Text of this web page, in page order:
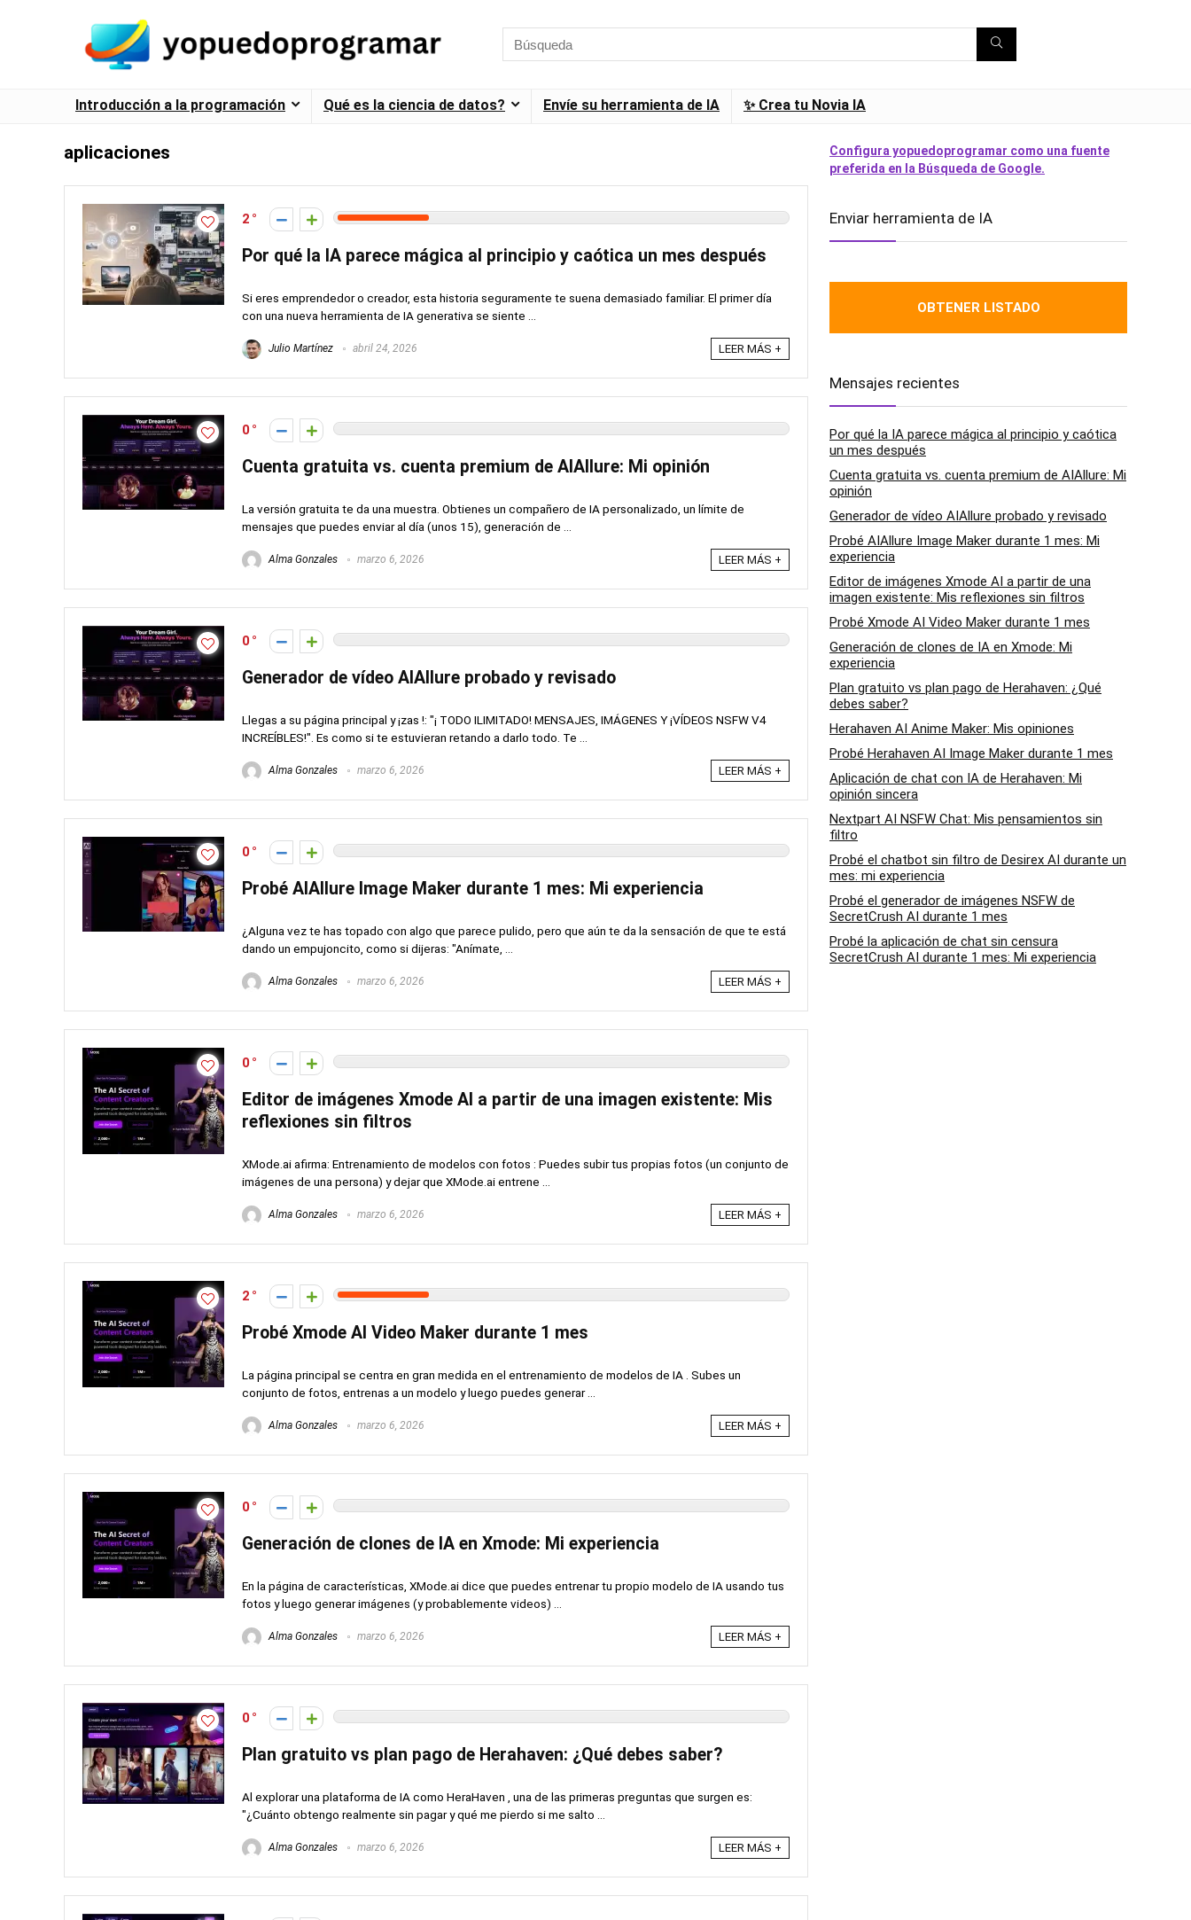
Introducción a la programación Qué es la ciencia de datos? Envíe su herramienta de IA ✨ Crea tu Novia IA
aplicaciones
2
Por qué la IA parece mágica al principio y caótica un mes después
Si eres emprendedor o creador, esta historia seguramente te suena demasiado familiar. El primer día
con una nueva herramienta de IA generativa se siente ...
Julio Martínez abril 24, 2026 LEER MÁS +
0
Cuenta gratuita vs. cuenta premium de AIAllure: Mi opinión
La versión gratuita te da una muestra. Obtienes un compañero de IA personalizado, un límite de
mensajes que puedes enviar al día (unos 15), generación de ...
Alma Gonzales marzo 6, 2026 LEER MÁS +
0
Generador de vídeo AIAllure probado y revisado
Llegas a su página principal y ¡zas !: "¡ TODO ILIMITADO! MENSAJES, IMÁGENES Y ¡VÍDEOS NSFW V4
INCREÍBLES!". Es como si te estuvieran retando a darlo todo. Te ...
Alma Gonzales marzo 6, 2026 LEER MÁS +
0
Probé AIAllure Image Maker durante 1 mes: Mi experiencia
¿Alguna vez te has topado con algo que parece pulido, pero que aún te da la sensación de que te está
dando un empujoncito, como si dijeras: "Anímate, ...
Alma Gonzales marzo 6, 2026 LEER MÁS +
0
Editor de imágenes Xmode AI a partir de una imagen existente: Mis
reflexiones sin filtros
XMode.ai afirma: Entrenamiento de modelos con fotos : Puedes subir tus propias fotos (un conjunto de
imágenes de una persona) y dejar que XMode.ai entrene ...
Alma Gonzales marzo 6, 2026 LEER MÁS +
2
Probé Xmode AI Video Maker durante 1 mes
La página principal se centra en gran medida en el entrenamiento de modelos de IA . Subes un
conjunto de fotos, entrenas a un modelo y luego puedes generar ...
Alma Gonzales marzo 6, 2026 LEER MÁS +
0
Generación de clones de IA en Xmode: Mi experiencia
En la página de características, XMode.ai dice que puedes entrenar tu propio modelo de IA usando tus
fotos y luego generar imágenes (y probablemente videos) ...
Alma Gonzales marzo 6, 2026 LEER MÁS +
0
Plan gratuito vs plan pago de Herahaven: ¿Qué debes saber?
Al explorar una plataforma de IA como HeraHaven , una de las primeras preguntas que surgen es:
"¿Cuánto obtengo realmente sin pagar y qué me pierdo si me salto ...
Alma Gonzales marzo 6, 2026 LEER MÁS +
Configura yopuedoprogramar como una fuente
preferida en la Búsqueda de Google.
Enviar herramienta de IA
OBTENER LISTADO
Mensajes recientes
Por qué la IA parece mágica al principio y caótica
un mes después
Cuenta gratuita vs. cuenta premium de AIAllure: Mi
opinión
Generador de vídeo AIAllure probado y revisado
Probé AIAllure Image Maker durante 1 mes: Mi
experiencia
Editor de imágenes Xmode AI a partir de una
imagen existente: Mis reflexiones sin filtros
Probé Xmode AI Video Maker durante 1 mes
Generación de clones de IA en Xmode: Mi
experiencia
Plan gratuito vs plan pago de Herahaven: ¿Qué
debes saber?
Herahaven AI Anime Maker: Mis opiniones
Probé Herahaven AI Image Maker durante 1 mes
Aplicación de chat con IA de Herahaven: Mi
opinión sincera
Nextpart AI NSFW Chat: Mis pensamientos sin
filtro
Probé el chatbot sin filtro de Desirex AI durante un
mes: mi experiencia
Probé el generador de imágenes NSFW de
SecretCrush AI durante 1 mes
Probé la aplicación de chat sin censura
SecretCrush AI durante 1 mes: Mi experiencia